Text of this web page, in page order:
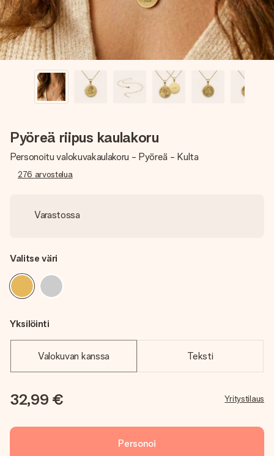
Pyöreä riipus kaulakoru
Personoitu valokuvakaulakoru - Pyöreä - Kulta
276 arvostelua
Varastossa
Valitse väri
Yksilöinti
Valokuvan kanssa Teksti
32,99 € Yritystilaus
Personoi